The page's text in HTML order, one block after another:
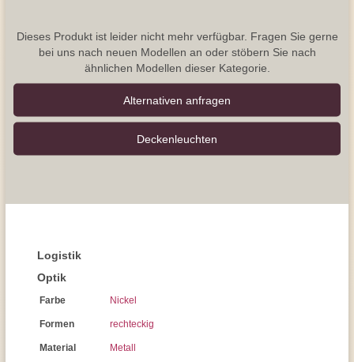
Dieses Produkt ist leider nicht mehr verfügbar. Fragen Sie gerne
bei uns nach neuen Modellen an oder stöbern Sie nach
ähnlichen Modellen dieser Kategorie.
Alternativen anfragen
Decken­leuchten
Logistik
Optik
Farbe Nickel
Formen rechteckig
Material Metall